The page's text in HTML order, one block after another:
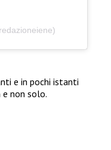
e in pochi istanti
non solo.